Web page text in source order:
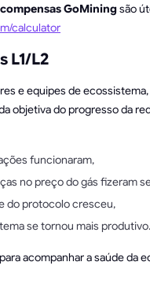
GoMiningsão
calculator
L1/L2
e equipes de ecossistema,
objetiva do progresso da
funcionaram,
no preço do gás fizeram
do protocolo cresceu,
se tornou mais produtivo.
acompanhar a saúde da